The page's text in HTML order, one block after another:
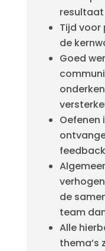
Tijd voor
de
Goed
Oefenen
de
team
Alle
thema’s